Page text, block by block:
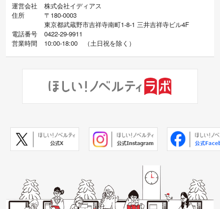
運営会社
株式会社イディアス
住所
〒180-0003
東京都武蔵野市吉祥寺南町1-8-1 三井吉祥寺ビル4F
電話番号
0422-29-9911
営業時間
10:00-18:00 （土日祝を除く）